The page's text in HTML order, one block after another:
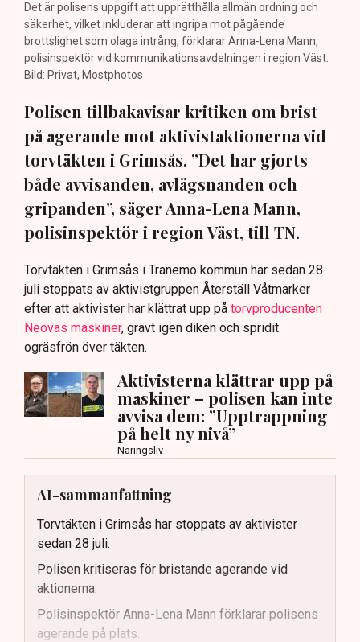
Det är polisens uppgift att upprätthålla allmän ordning och
säkerhet, vilket inkluderar att ingripa mot pågående
brottslighet som olaga intrång, förklarar Anna-Lena Mann,
polisinspektör vid kommunikationsavdelningen i region Väst.
Bild: Privat, Mostphotos
Polisen tillbakavisar kritiken om brist
på agerande mot aktivistaktionerna vid
torvtäkten i Grimsås. ”Det har gjorts
både avvisanden, avlägsnanden och
gripanden”, säger Anna-Lena Mann,
polisinspektör i region Väst, till TN.
Torvtäkten i Grimsås i Tranemo kommun har sedan 28
juli stoppats av aktivistgruppen Återställ Våtmarker
efter att aktivister har klättrat upp på torvproducenten
Neovas maskiner, grävt igen diken och spridit
ogräsfrön över täkten.
Aktivisterna klättrar upp på
maskiner – polisen kan inte
avvisa dem: ”Upptrappning
på helt ny nivå”
Näringsliv
AI-sammanfattning
Torvtäkten i Grimsås har stoppats av aktivister
sedan 28 juli.
Polisen kritiseras för bristande agerande vid
aktionerna.
Polisinspektör Anna-Lena Mann förklarar polisens
agerande på plats.